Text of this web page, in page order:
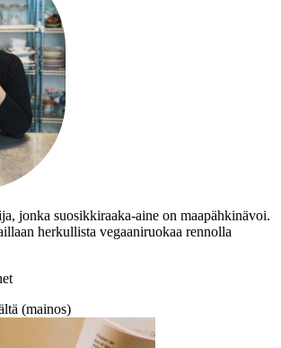
jonka suosikkiraaka-aine on maapähkinävoi.
herkullista vegaaniruokaa rennolla
(mainos)